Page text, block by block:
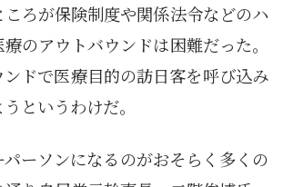
ろが保険制度や関係法令などのハ
のアウトバウンドは困難だった。
ドで医療目的の訪日客を呼び込み
というわけだ。
パーソンになるのがおそらく多くの